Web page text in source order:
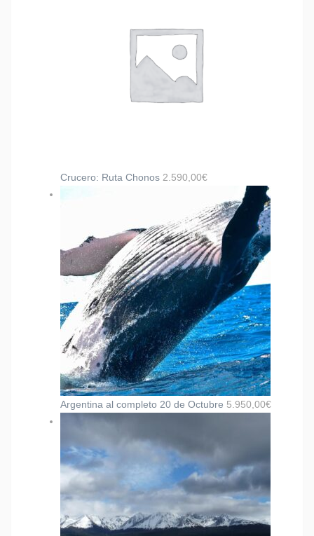
Crucero: Ruta Chonos 2.590,00€
Argentina al completo 20 de Octubre 5.950,00€